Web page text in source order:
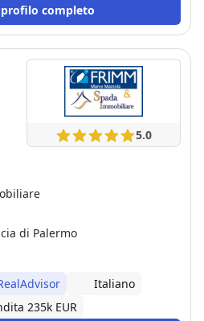
completo
5.0
di Palermo
Italiano
235k EUR